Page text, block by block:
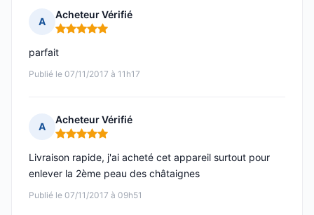
A
Acheteur Vérifié
Note : 5 sur 5
Publié le 07/11/2017 à 11h17
parfait
A
Acheteur Vérifié
Note : 5 sur 5
Publié le 07/11/2017 à 09h51
Livraison rapide, j'ai acheté cet appareil surtout pour
enlever la 2ème peau des châtaignes